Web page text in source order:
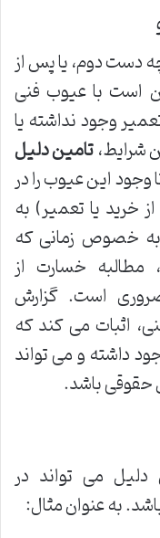
دست دوم، یا پس از
است با عیوب فنی
وجود نداشته یا
شرایط،تامین دلیل
این عیوب را در
خرید یا تعمیر) به
خصوص زمانی که
خسارت از
ضروری است. گزارش
اثبات می کند که
داشته و می تواند
حقوقی باشد.
دلیل می تواند در
به عنوان مثال: